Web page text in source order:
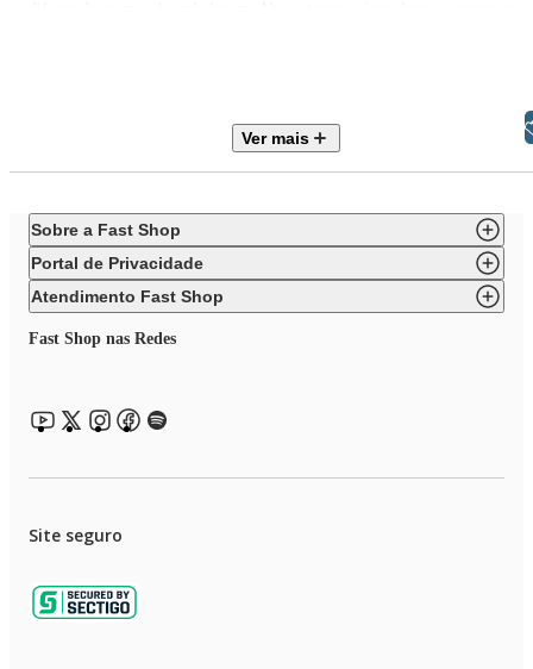
Itens inclusos:
01 Difusor de Aromas Jardim Inglês - 300ml
Ver mais
Sobre a Fast Shop
Portal de Privacidade
Atendimento Fast Shop
Fast Shop nas Redes
Site seguro